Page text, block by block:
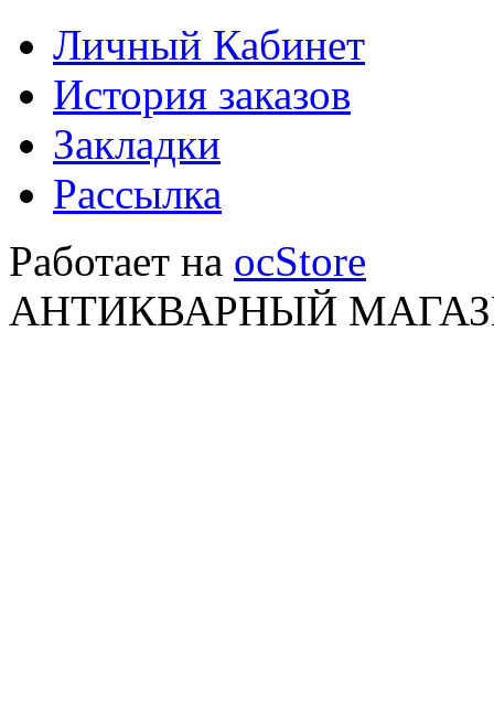
Личный Кабинет
История заказов
Закладки
Рассылка
Работает на ocStore
АНТИКВАРНЫЙ